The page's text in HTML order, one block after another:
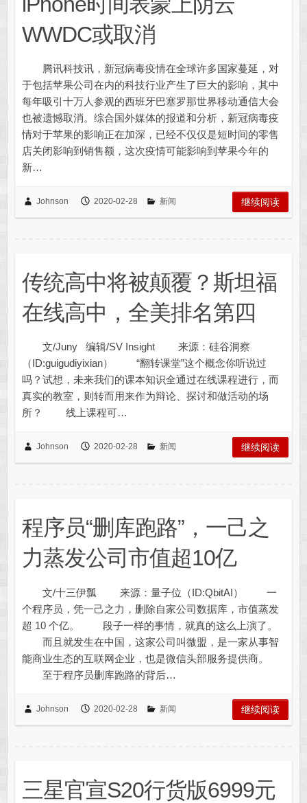
WWDC或取消
腾讯科技讯，新冠病毒疫情在全球许多国家蔓延，对
于包括苹果公司在内的科技行业产生了巨大的影响，其中
每年吸引十万人参观的西班牙巴塞罗那世界移动通信大会
也被遗憾取消。综合国外媒体的报道和分析，新冠病毒疫
情对于苹果的影响正在加深，已经不仅仅是短时间的零售
店关闭影响到销售额，这次疫情可能影响到苹果今年的
新…
Johnson 2020-02-28 新闻 继续阅读
传统高中将被颠覆？斯坦福
在线高中，全美排名第四
文/Juny 编辑/SV Insight 来源：硅谷洞察
（ID:guigudiyixian） “翻转课堂”这个概念你听说过
吗？试想，未来我们的课本知识全通过在线课程进行，而
真实的教室，则转而用来作为辩论、探讨和做活动的场
所？ 线上课程可…
Johnson 2020-02-28 新闻 继续阅读
程序员“删库跑路”，一己之
力蒸发公司市值超10亿
文/十三伊瓢 来源：量子位（ID:QbitAI） 一
个程序员，凭一己之力，删除自家公司数据库，市值蒸发
超 10 个亿。 段子一样的事情，就真的这么上演了。
而且就发生在中国，这家公司叫微盟，是一家从事智
能商业生态的互联网企业，也是微信头部服务提供商。
至于程序员删库跑路的背后…
Johnson 2020-02-28 新闻 继续阅读
三星官宣S20行货版6999元